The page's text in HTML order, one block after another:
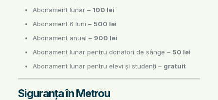
Abonament lunar – 100 lei
Abonament 6 luni – 500 lei
Abonament anual – 900 lei
Abonament lunar pentru donatori de sânge – 50 lei
Abonament lunar pentru elevi și studenți – gratuit
Siguranța în Metrou